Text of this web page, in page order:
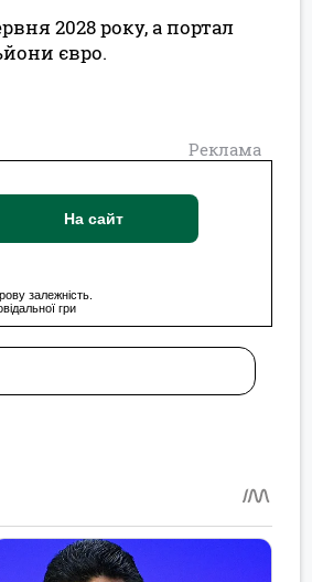
2028 року, а портал
євро.
Реклама
На сайт
залежність.
гри